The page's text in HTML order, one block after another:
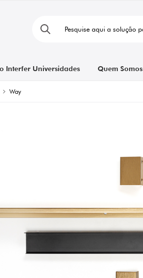
Interfer Universidades Quem Somos
Way